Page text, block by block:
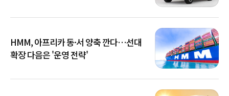
HMM, 아프리카 동·서 양축 깐다…선대
확장 다음은 '운영 전략'